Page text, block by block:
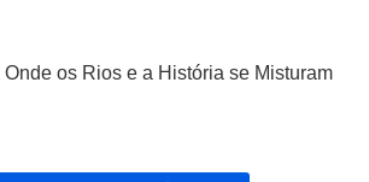
os Rios e a História se Misturam